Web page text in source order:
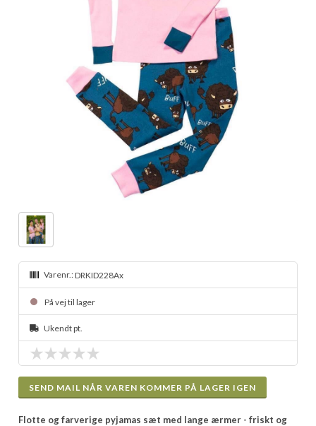
Varenr.:DRKID228Ax
På vej til lager
Ukendt pt.
SEND MAIL NÅR VAREN KOMMER PÅ LAGER IGEN
Flotte og farverige pyjamas sæt med lange ærmer - friskt og